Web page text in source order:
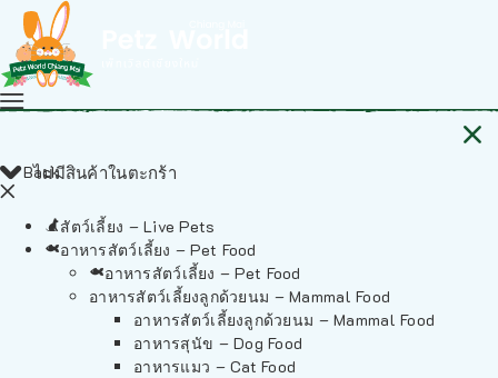
ไม่มีสินค้าในตะกร้า
Back
สัตว์เลี้ยง – Live Pets
อาหารสัตว์เลี้ยง – Pet Food
อาหารสัตว์เลี้ยง – Pet Food
อาหารสัตว์เลี้ยงลูกด้วยนม – Mammal Food
อาหารสัตว์เลี้ยงลูกด้วยนม – Mammal Food
อาหารสุนัข – Dog Food
อาหารแมว – Cat Food